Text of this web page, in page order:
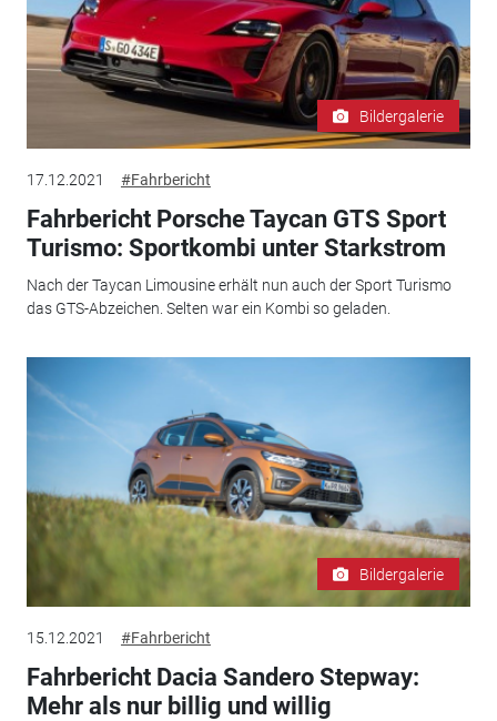
Bildergalerie
17.12.2021 #Fahrbericht
Fahrbericht Porsche Taycan GTS Sport
Turismo: Sportkombi unter Starkstrom
Nach der Taycan Limousine erhält nun auch der Sport Turismo
das GTS-Abzeichen. Selten war ein Kombi so geladen.
Bildergalerie
15.12.2021 #Fahrbericht
Fahrbericht Dacia Sandero Stepway:
Mehr als nur billig und willig